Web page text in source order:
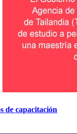
de capacitación